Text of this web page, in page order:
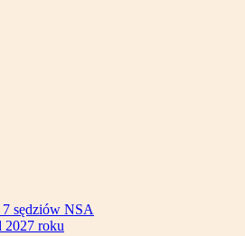
sędziów NSA
2027 roku